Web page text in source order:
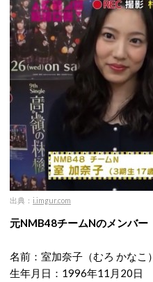
出典： i.imgur.com
元NMB48チームNのメンバー
名前：室加奈子（むろ かなこ）
生年月日：1996年11月20日